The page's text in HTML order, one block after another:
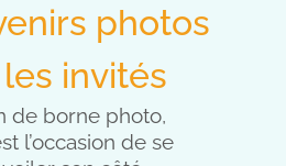
photos
invités
de borne photo,
l’occasion de se